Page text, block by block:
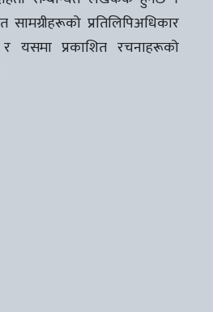
सामग्रीहरूको प्रतिलिपिअधिकार
यसमा प्रकाशित रचनाहरूको